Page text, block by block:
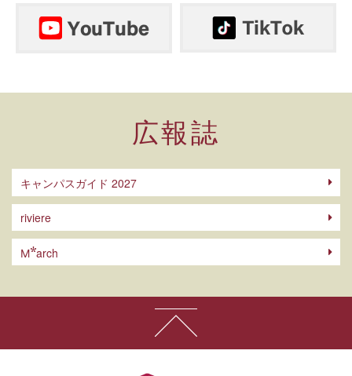
広報誌
キャンパスガイド 2027
riviere
M arch